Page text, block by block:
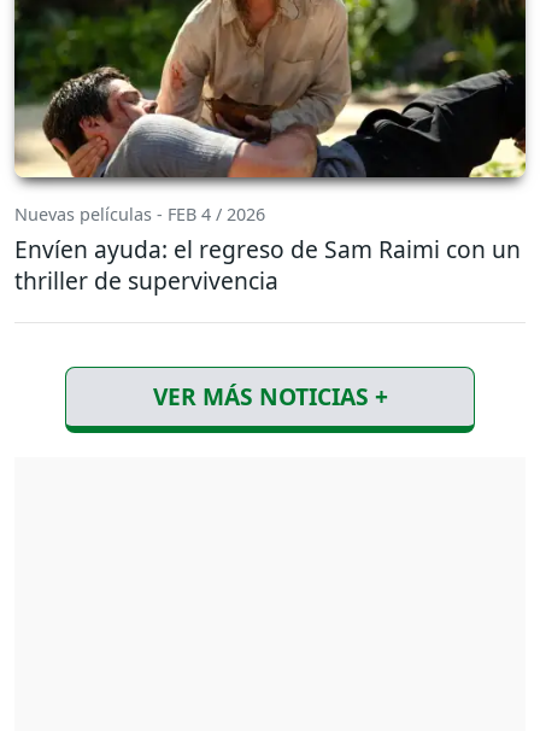
Nuevas películas - FEB 4 / 2026
Envíen ayuda: el regreso de Sam Raimi con un
thriller de supervivencia
VER MÁS NOTICIAS +